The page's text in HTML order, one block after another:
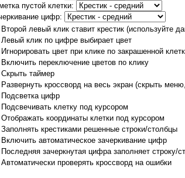
пустой клетки:
цифр:
Второй левый клик ставит крестик (используйте
Левый клик по цифре выбирает цвет
Игнорировать цвет при клике по закрашенной
Включить переключение цветов по клику
Скрыть таймер
Развернуть кроссворд на весь экран (скрыть
Подсветка цифр
Подсвечивать клетку под курсором
Отображать координаты клетки под курсором
Заполнять крестиками решенные строки/столбцы
Включить автоматическое зачеркивание цифр
Последняя зачеркнутая цифра заполняет строку/
Автоматически проверять кроссворд на ошибки